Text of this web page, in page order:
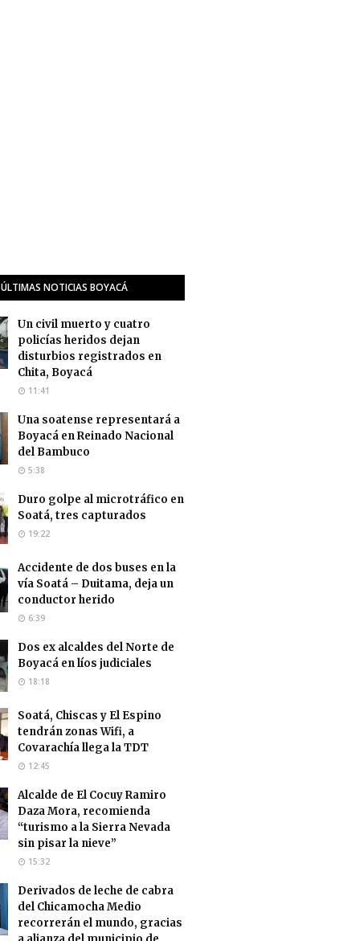
ÚLTIMAS NOTICIAS BOYACÁ
Un civil muerto y cuatro
policías heridos dejan
disturbios registrados en
Chita, Boyacá
11:41
Una soatense representará a
Boyacá en Reinado Nacional
del Bambuco
5:38
Duro golpe al microtráfico en
Soatá, tres capturados
19:22
Accidente de dos buses en la
vía Soatá – Duitama, deja un
conductor herido
6:39
Dos ex alcaldes del Norte de
Boyacá en líos judiciales
18:18
Soatá, Chiscas y El Espino
tendrán zonas Wifi, a
Covarachía llega la TDT
12:45
Alcalde de El Cocuy Ramiro
Daza Mora, recomienda
“turismo a la Sierra Nevada
sin pisar la nieve”
15:32
Derivados de leche de cabra
del Chicamocha Medio
recorrerán el mundo, gracias